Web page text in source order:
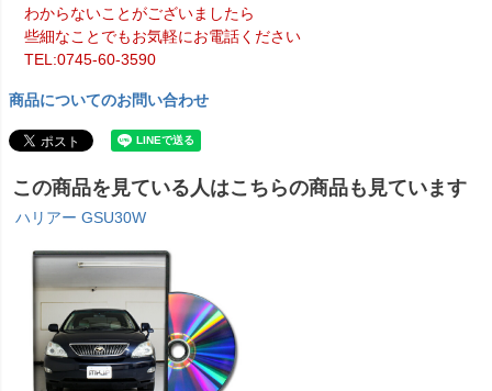
わからないことがございましたら
些細なことでもお気軽にお電話ください
TEL:0745-60-3590
商品についてのお問い合わせ
この商品を見ている人はこちらの商品も見ています
ハリアー GSU30W